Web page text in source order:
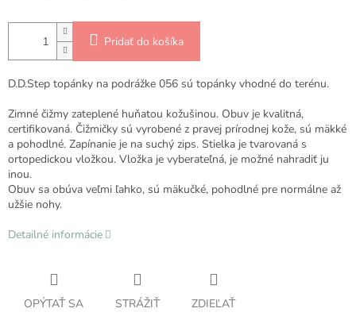
Pridať do košíka
D.D.Step topánky na podrážke 056 sú topánky vhodné do terénu.
Zimné čižmy zateplené huňatou kožušinou. Obuv je kvalitná,
certifikovaná. Čižmičky sú vyrobené z pravej prírodnej kože, sú mäkké
a pohodlné. Zapínanie je na suchý zips. Stielka je tvarovaná s
ortopedickou vložkou. Vložka je vyberateľná, je možné nahradiť ju
inou.
Obuv sa obúva veľmi ľahko, sú mäkučké, pohodlné pre normálne až
užšie nohy.
Detailné informácie
OPÝTAŤ SA STRÁŽIŤ ZDIEĽAŤ